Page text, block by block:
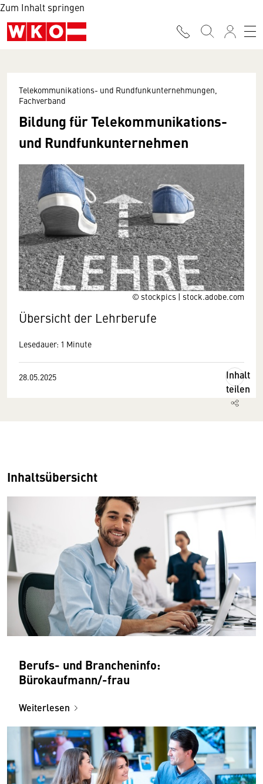
Zum Inhalt springen
© stockpics | stock.adobe.com
Telekommunikations- und Rundfunkunternehmungen,
Fachverband
Bildung für Telekommunikations-
und Rundfunkunternehmen
Übersicht der Lehrberufe
Lesedauer: 1 Minute
28.05.2025
Inhalt
teilen
Inhaltsübersicht
Berufs- und Brancheninfo:
Bürokaufmann/-frau
Weiterlesen